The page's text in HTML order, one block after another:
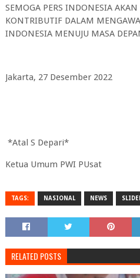
SEMOGA PERS INDONESIA
KONTRIBUTIF DALAM
INDONESIA MENUJU MASA
Jakarta, 27 Desember 2022
*Atal S Depari*
Ketua Umum PWI PUsat
TAGS: NASIONAL NEWS
RELATED POSTS